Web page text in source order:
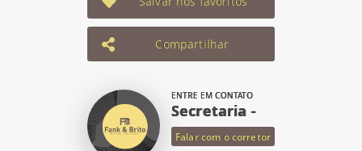
Compartilhar
ENTRE EM CONTATO
Secretaria -
Falar com o corretor